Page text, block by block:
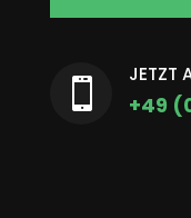

JETZT
+49